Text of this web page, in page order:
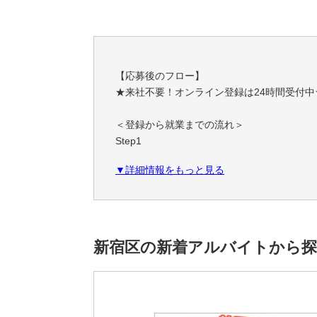
【応募後のフロー】
★来社不要！オンライン登録は24時間受付
＜登録から就業までの流れ＞
Step1
職務経歴・希望条件など、フォームに必要事
ご希望条件やスキルに合わせて、お仕事をご
一緒に理想の職場を見つけましょう！
▼詳細情報をもっと見る
新宿区の新着アルバイトから